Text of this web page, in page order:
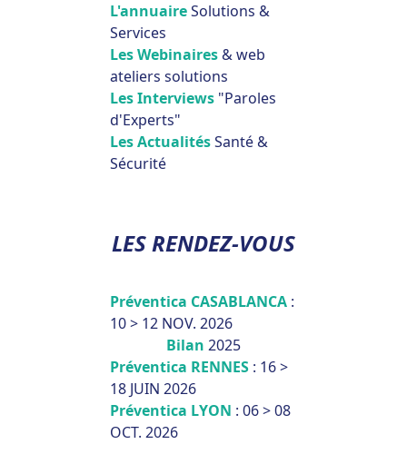
L'annuaireSolutions &
Services
Les Webinaires& web
ateliers solutions
Les Interviews "Paroles
d'Experts"
Les ActualitésSanté &
Sécurité
LES RENDEZ-VOUS
Préventica CASABLANCA :
10 > 12 NOV. 2026
Bilan 2025
Préventica RENNES : 16 >
18 JUIN 2026
Préventica LYON : 06 > 08
OCT. 2026